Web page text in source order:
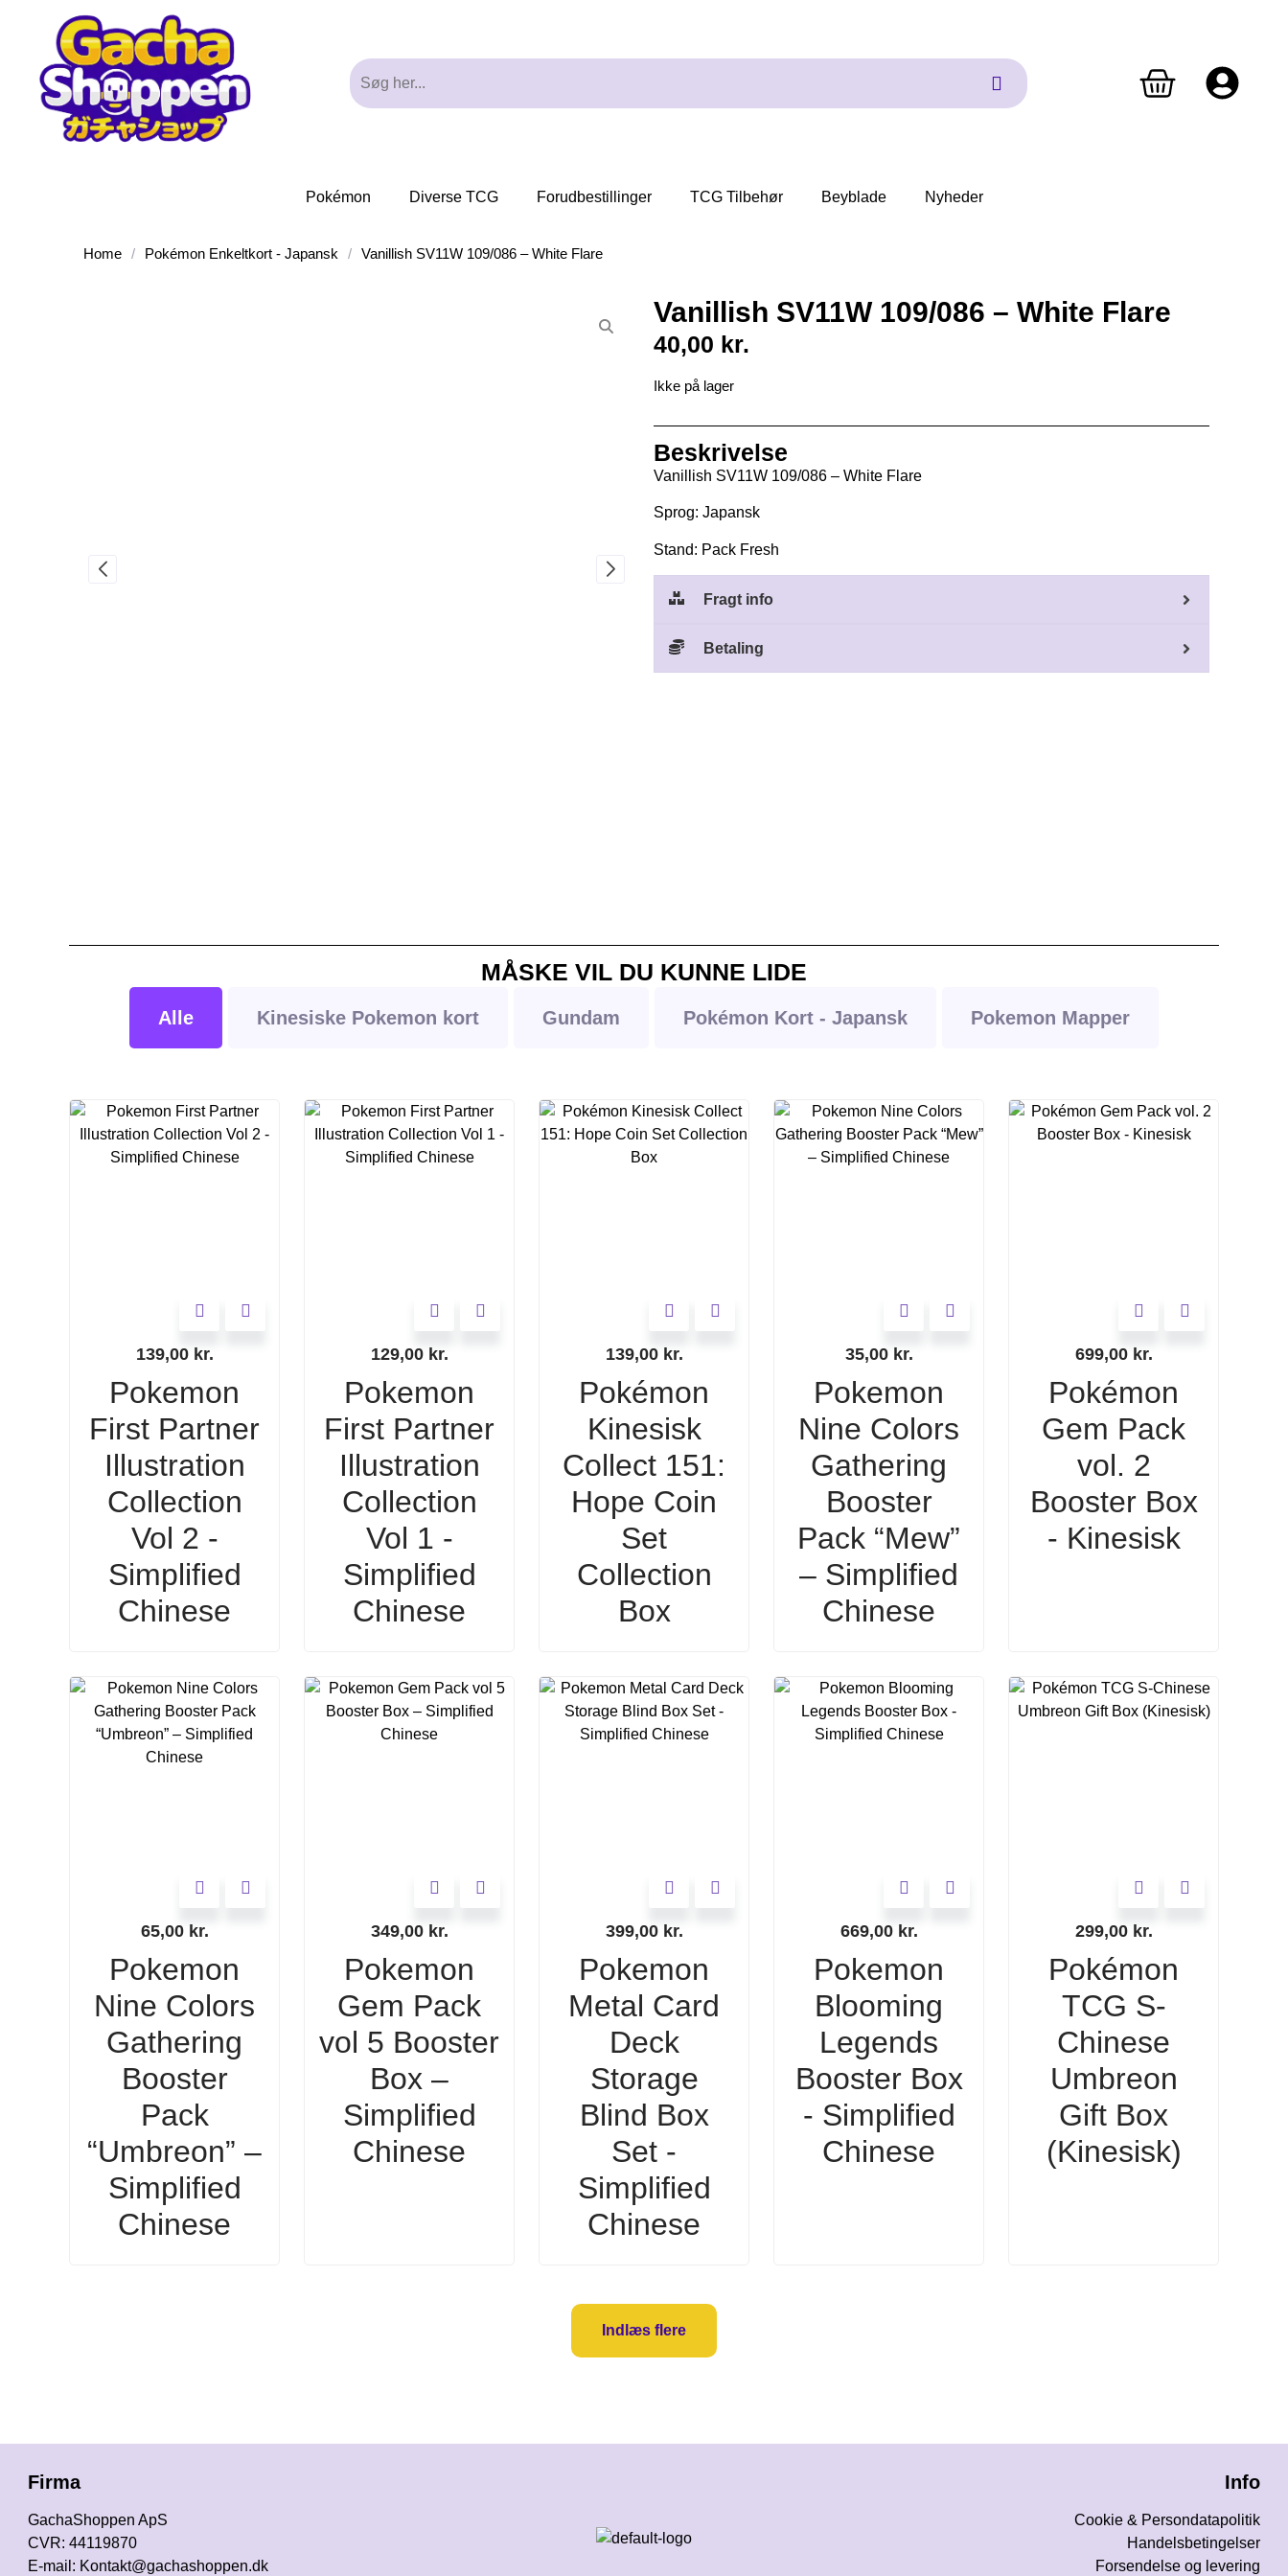
Pokémon Diverse TCG Forudbestillinger TCG Tilbehør Beyblade Nyheder
Home / Pokémon Enkeltkort - Japansk / Vanillish SV11W 109/086 – White Flare
Vanillish SV11W 109/086 – White Flare
40,00 kr.
Ikke på lager
Beskrivelse
Vanillish SV11W 109/086 – White Flare
Sprog: Japansk
Stand: Pack Fresh
Fragt info
Betaling
MÅSKE VIL DU KUNNE LIDE
Alle Kinesiske Pokemon kort Gundam Pokémon Kort - Japansk Pokemon Mapper
139,00 kr.
Pokemon
First Partner
Illustration
Collection
Vol 2 -
Simplified
Chinese
129,00 kr.
Pokemon
First Partner
Illustration
Collection
Vol 1 -
Simplified
Chinese
139,00 kr.
Pokémon
Kinesisk
Collect 151:
Hope Coin
Set
Collection
Box
35,00 kr.
Pokemon
Nine Colors
Gathering
Booster
Pack “Mew”
– Simplified
Chinese
699,00 kr.
Pokémon
Gem Pack
vol. 2
Booster Box
- Kinesisk
65,00 kr.
Pokemon
Nine Colors
Gathering
Booster
Pack
“Umbreon” –
Simplified
Chinese
349,00 kr.
Pokemon
Gem Pack
vol 5 Booster
Box –
Simplified
Chinese
399,00 kr.
Pokemon
Metal Card
Deck
Storage
Blind Box
Set -
Simplified
Chinese
669,00 kr.
Pokemon
Blooming
Legends
Booster Box
- Simplified
Chinese
299,00 kr.
Pokémon
TCG S-
Chinese
Umbreon
Gift Box
(Kinesisk)
Indlæs flere
Firma
GachaShoppen ApS
CVR: 44119870
E-mail: Kontakt@gachashoppen.dk
Info
Cookie & Persondatapolitik
Handelsbetingelser
Forsendelse og levering